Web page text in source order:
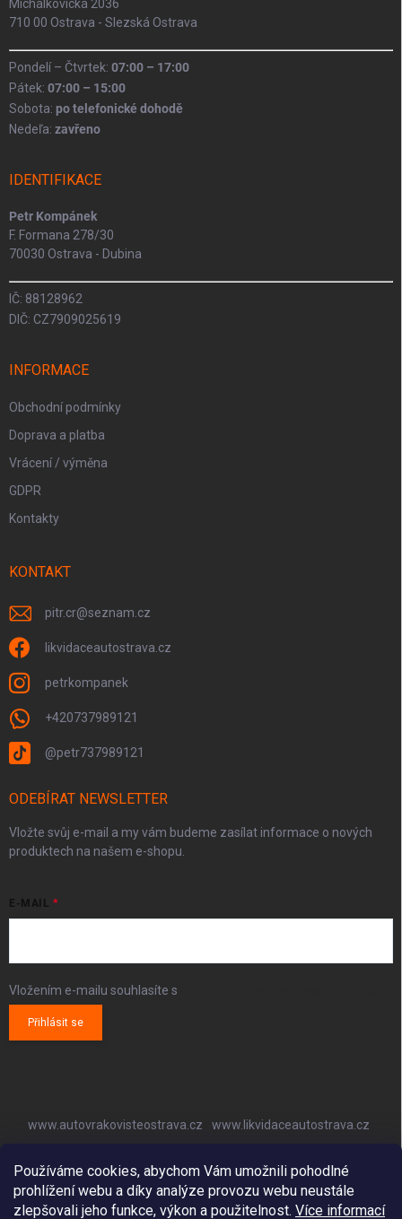
Používáme cookies, abychom Vám umožnili pohodlné
prohlížení webu a díky analýze provozu webu neustále
zlepšovali jeho funkce, výkon a použitelnost. Více informací
Michálkovická 2036
710 00 Ostrava - Slezská Ostrava
Pondelí – Čtvrtek: 07:00 – 17:00
Pátek: 07:00 – 15:00
Sobota: po telefonické dohodě
Nedeľa: zavřeno
IDENTIFIKACE
Petr Kompánek
F. Formana 278/30
70030 Ostrava - Dubina
IČ: 88128962
DIČ: CZ7909025619
INFORMACE
Obchodní podmínky
Doprava a platba
Vrácení / výměna
GDPR
Kontakty
KONTAKT
pitr.cr@seznam.cz
likvidaceautostrava.cz
petrkompanek
+420737989121
@petr737989121
ODEBÍRAT NEWSLETTER
Vložte svůj e-mail a my vám budeme zasílat informace o nových
produktech na našem e-shopu.
E-MAIL
Vložením e-mailu souhlasíte s
Přihlásit se
www.autovrakovisteostrava.cz
www.likvidaceautostrava.cz